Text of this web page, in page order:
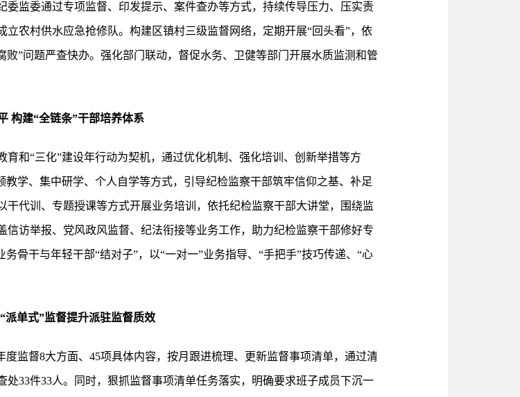
监委通过专项监督、印发提示、案件查办等方式，持续传导压力、压实责
农村供水应急抢修队。构建区镇村三级监督网络，定期开展“回头看”，依
”问题严查快办。强化部门联动，督促水务、卫健等部门开展水质监测和管
构建“全链条”干部培养体系
和“三化”建设年行动为契机，通过优化机制、强化培训、创新举措等方
学、集中研学、个人自学等方式，引导纪检监察干部筑牢信仰之基、补足
代训、专题授课等方式开展业务培训，依托纪检监察干部大讲堂，围绕监
访举报、党风政风监督、纪法衔接等业务工作，助力纪检监察干部修好专
骨干与年轻干部“结对子”，以“一对一”业务指导、“手把手”技巧传递、“心
派单式”监督提升派驻监督质效
监督8大方面、45项具体内容，按月跟进梳理、更新监督事项清单，通过清
33件33人。同时，狠抓监督事项清单任务落实，明确要求班子成员下沉一